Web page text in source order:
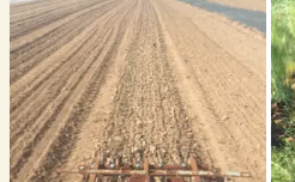
En outre, vous pouvez vous procurer nos
samedi matin ou grâce au Groupement
(paniers hebdomadaires). Plus
surhttps://champsduloup.wordpress.com/